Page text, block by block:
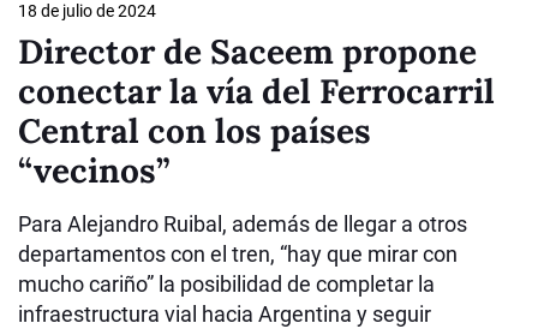
18 de julio de 2024
Director de Saceem propone
conectar la vía del Ferrocarril
Central con los países
“vecinos”
Para Alejandro Ruibal, además de llegar a otros
departamentos con el tren, “hay que mirar con
mucho cariño” la posibilidad de completar la
infraestructura vial hacia Argentina y seguir